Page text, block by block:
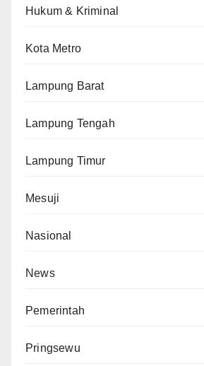
Hukum & Kriminal
Kota Metro
Lampung Barat
Lampung Tengah
Lampung Timur
Mesuji
Nasional
News
Pemerintah
Pringsewu